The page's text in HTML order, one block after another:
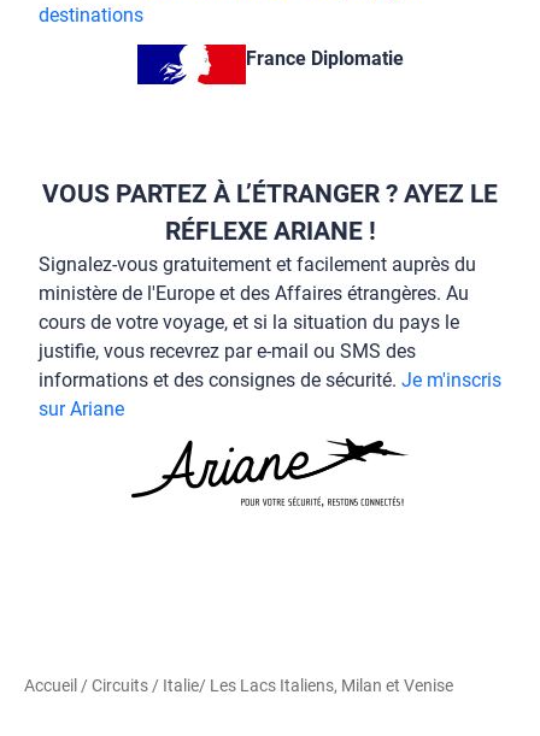
destinations
France Diplomatie
VOUS PARTEZ À L’ÉTRANGER ? AYEZ LE
RÉFLEXE ARIANE !
Signalez-vous gratuitement et facilement auprès du
ministère de l'Europe et des Affaires étrangères. Au
cours de votre voyage, et si la situation du pays le
justifie, vous recevrez par e-mail ou SMS des
informations et des consignes de sécurité. Je m'inscris
sur Ariane
Accueil /Circuits / Italie/ Les Lacs Italiens, Milan et Venise